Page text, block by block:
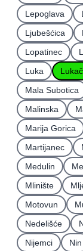
Lepoglava
Ljubešćica
Lopatinec
Luka
Lukač
Mala Subotica
Malinska
Marija Gorica
Martijanec
Medulin
Mlinište
Motovun
Nedelišće
Nijemci
Nin